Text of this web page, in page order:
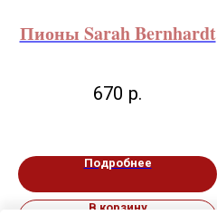
Пионы Sarah Bernhardt
670 р.
Подробнее
В корзину